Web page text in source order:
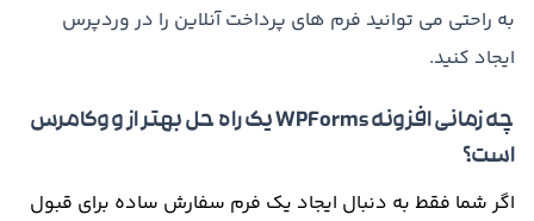
به راحتی می توانید فرم های پرداخت آنلاین را در وردپرس
ایجاد کنید.
چه زمانی افزونه WPForms یک راه حل بهتر از ووکامرس
است؟
اگر شما فقط به دنبال ایجاد یک فرم سفارش ساده برای قبول